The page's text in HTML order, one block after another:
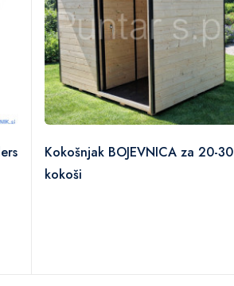
Kokošnjak BOJEVNICA za 20-30
kokoši